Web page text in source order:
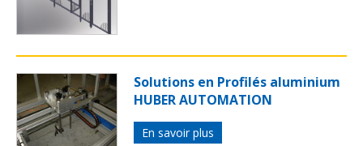
Solutions en Profilés aluminium
HUBER AUTOMATION
En savoir plus